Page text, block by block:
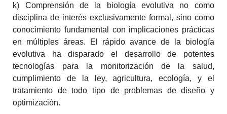
k) Comprensión de la biología evolutiva no como
disciplina de interés exclusivamente formal, sino como
conocimiento fundamental con implicaciones prácticas
en múltiples áreas. El rápido avance de la biología
evolutiva ha disparado el desarrollo de potentes
tecnologías para la monitorización de la salud,
cumplimiento de la ley, agricultura, ecología, y el
tratamiento de todo tipo de problemas de diseño y
optimización.